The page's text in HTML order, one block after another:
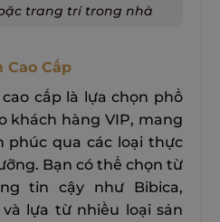
trang trí trong nhà
Cao Cấp
cấp là lựa chọn phổ
khách hàng VIP, mang
phúc qua các loại thực
Bạn có thể chọn từ
tin cậy như Bibica,
lựa từ nhiều loại sản